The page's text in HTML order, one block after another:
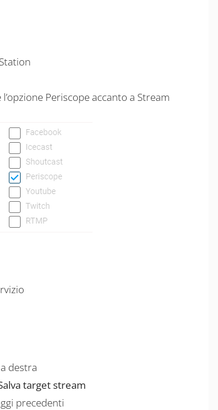
Periscope accanto a Stream
destra
target stream
precedenti